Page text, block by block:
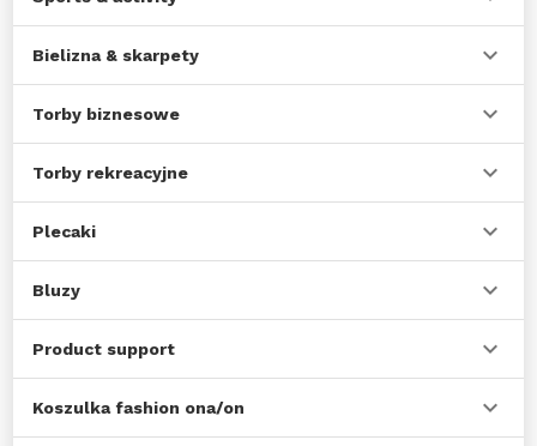
Bielizna & skarpety
Torby biznesowe
Torby rekreacyjne
Plecaki
Bluzy
Product support
Koszulka fashion ona/on